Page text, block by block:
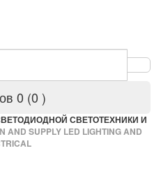
0 (0 )
СВЕТОТЕХНИКИ И
AND SUPPLY LED LIGHTING AND